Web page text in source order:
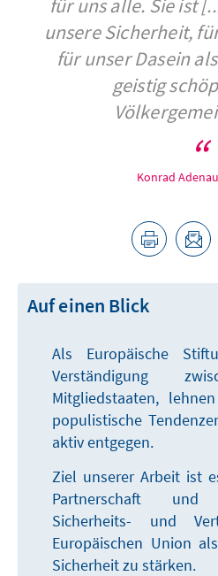
für uns alle. Sie ist
unsere Sicherheit,
für unser Dasein
geistig
Konrad
Auf einen Blick
Als Europäische
Verständigung
Mitgliedstaaten,
populistische
aktiv entgegen.
Ziel unserer Arbeit ist
Partnerschaft
Sicherheits- und
Europäischen Union
Sicherheit zu stärken.